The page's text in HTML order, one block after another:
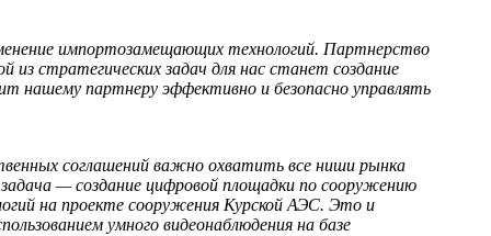
импортозамещающих технологий. Партнерство
стратегических задач для нас станет создание
нашему партнеру эффективно и безопасно управлять
соглашений важно охватить все ниши рынка
— создание цифровой площадки по сооружению
на проекте сооружения Курской АЭС. Это и
умного видеонаблюдения на базе